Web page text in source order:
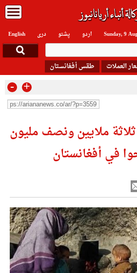
English دری پشتو اردو Sunday, 9
العملات
طقس أفغانستان
- +
ملايين ونصف مليون
في أفغانستان